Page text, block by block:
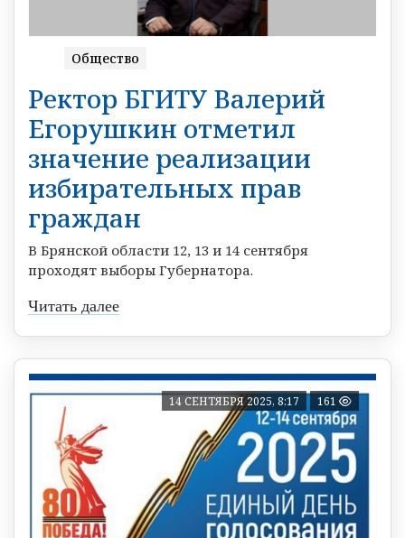
Общество
Ректор БГИТУ Валерий
Егорушкин отметил
значение реализации
избирательных прав
граждан
В Брянской области 12, 13 и 14 сентября
проходят выборы Губернатора.
Читать далее
14 СЕНТЯБРЯ 2025, 8:17 161